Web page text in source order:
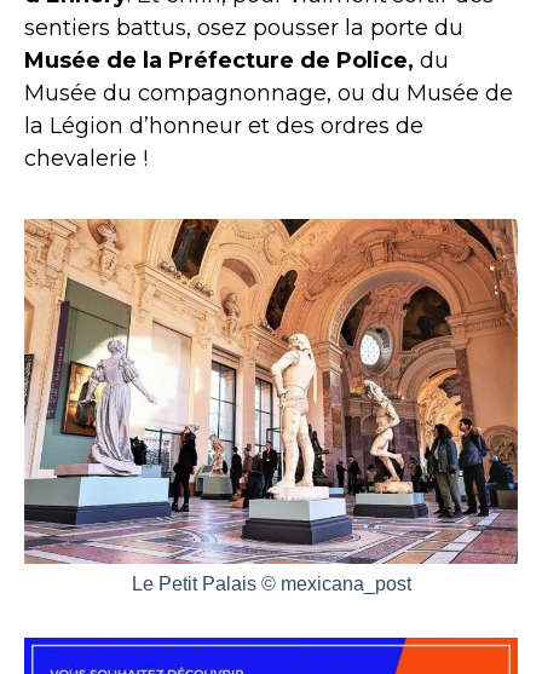
sentiers battus, osez pousser la porte du
Musée de la Préfecture de Police, du
Musée du compagnonnage, ou du Musée de
la Légion d’honneur et des ordres de
chevalerie !
Le Petit Palais © mexicana_post